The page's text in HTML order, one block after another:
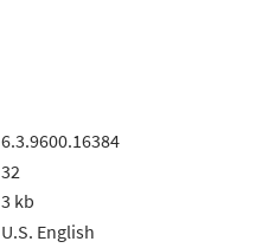
6.3.9600.16384
32
3 kb
U.S. English